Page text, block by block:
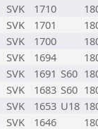
SVK 1710
SVK 1701
SVK 1700
SVK 1694
SVK 1691 S60
SVK 1683 S60
SVK 1653 U18
SVK 1646